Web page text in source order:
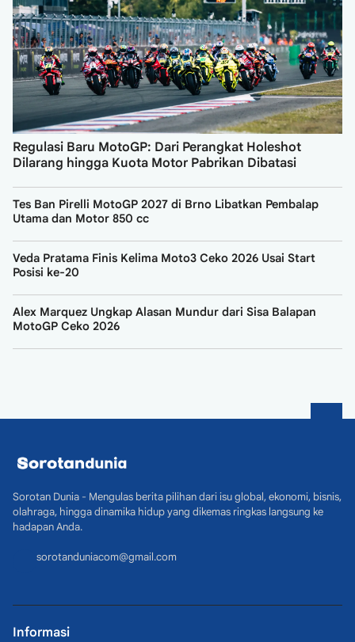
Regulasi Baru MotoGP: Dari Perangkat Holeshot
Dilarang hingga Kuota Motor Pabrikan Dibatasi
Tes Ban Pirelli MotoGP 2027 di Brno Libatkan Pembalap
Utama dan Motor 850 cc
Veda Pratama Finis Kelima Moto3 Ceko 2026 Usai Start
Posisi ke-20
Alex Marquez Ungkap Alasan Mundur dari Sisa Balapan
MotoGP Ceko 2026
Sorotan Dunia - Mengulas berita pilihan dari isu global, ekonomi, bisnis,
olahraga, hingga dinamika hidup yang dikemas ringkas langsung ke
hadapan Anda.
sorotanduniacom@gmail.com
Informasi